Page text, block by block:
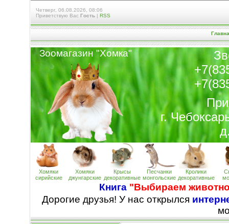
Четверг, 06.08.2026, 08:06
Приветствую Вас Гость| RSS
Зоомагазин "Хомка"
г.
Хомяки
сирийские
Хомяки
джунгарские
Крысы
декоративные
Песчанки
монгольские
Кролики
декоративные
Книга "Выбираем
Дорогие друзья! У нас открылся